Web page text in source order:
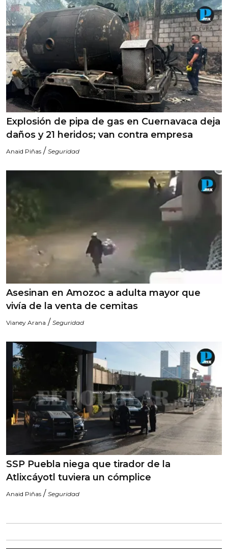
Explosión de pipa de gas en Cuernavaca deja
daños y 21 heridos; van contra empresa
Anaid Piñas / Seguridad
Asesinan en Amozoc a adulta mayor que
vivía de la venta de cemitas
Vianey Arana / Seguridad
SSP Puebla niega que tirador de la
Atlixcáyotl tuviera un cómplice
Anaid Piñas / Seguridad